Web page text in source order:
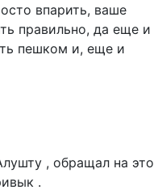
впарить, ваше
правильно, да еще и
пешком и, еще и
, обращал на это
.